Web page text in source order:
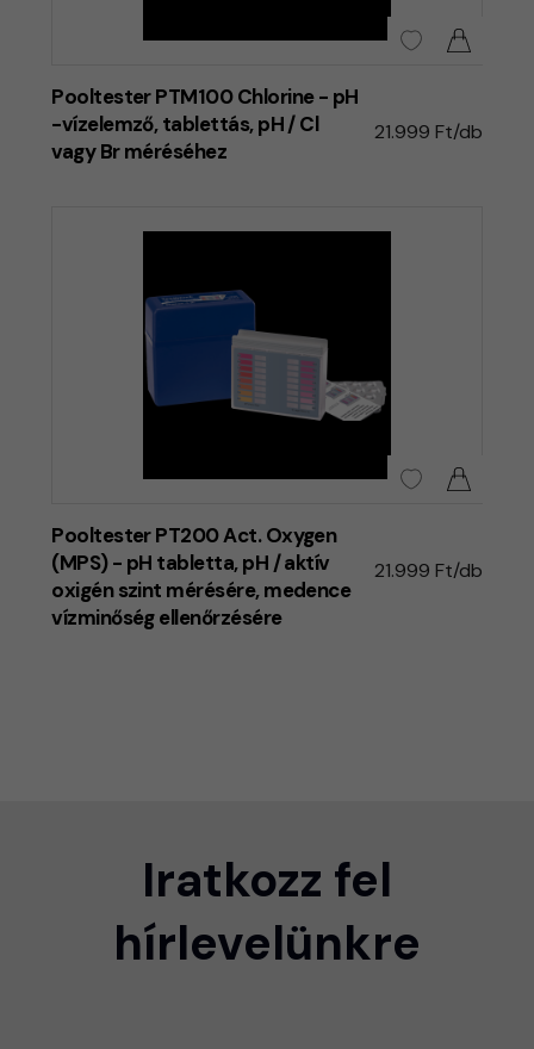
Pooltester PTM100 Chlorine - pH
-vízelemző, tablettás, pH / Cl
vagy Br méréséhez
21.999 Ft/db
Pooltester PT200 Act. Oxygen
(MPS) - pH tabletta, pH / aktív
oxigén szint mérésére, medence
vízminőség ellenőrzésére
21.999 Ft/db
Iratkozz fel
hírlevelünkre